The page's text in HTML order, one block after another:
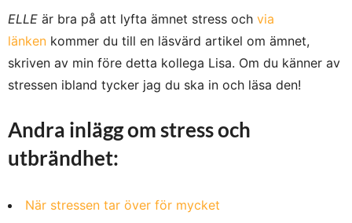
ELLE är bra på att lyfta ämnet stress och via
länken kommer du till en läsvärd artikel om ämnet,
skriven av min före detta kollega Lisa. Om du känner av
stressen ibland tycker jag du ska in och läsa den!
Andra inlägg om stress och
utbrändhet:
När stressen tar över för mycket